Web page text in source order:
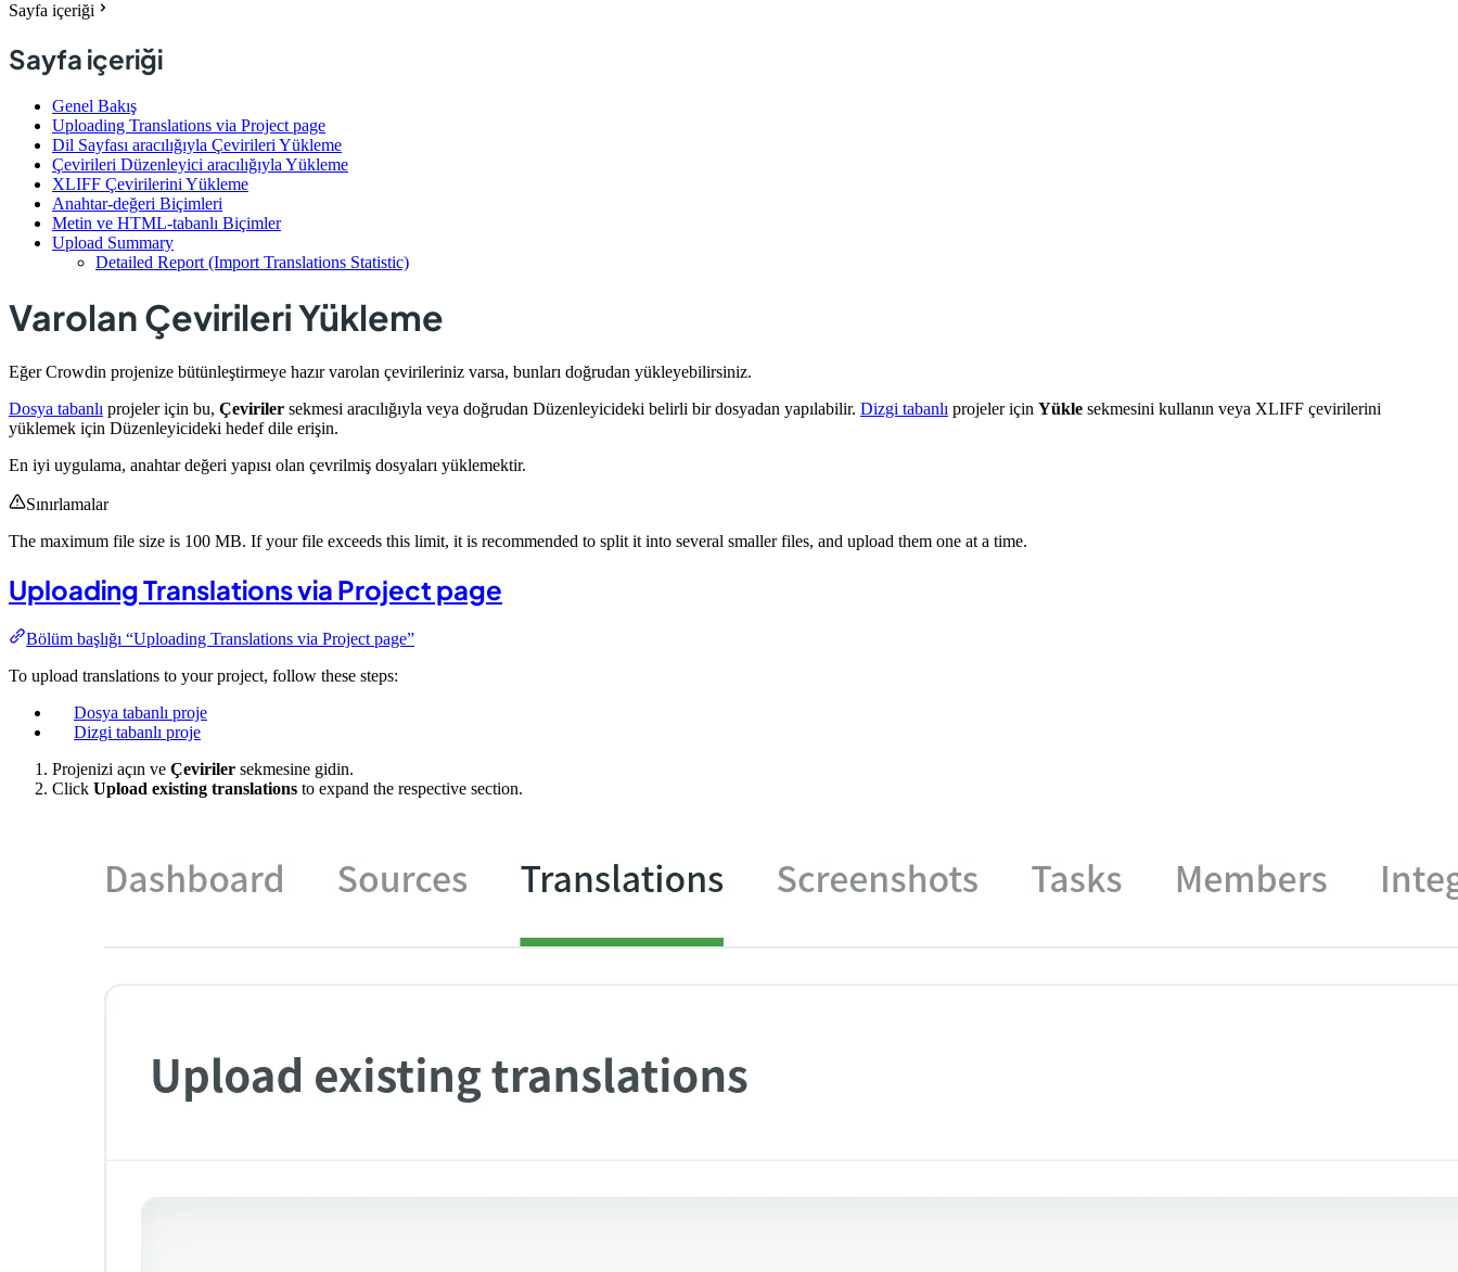
Sayfa içeriği
Sayfa içeriği
Genel Bakış
Uploading Translations via Project page
Dil Sayfası aracılığıyla Çevirileri Yükleme
Çevirileri Düzenleyici aracılığıyla Yükleme
XLIFF Çevirilerini Yükleme
Anahtar-değeri Biçimleri
Metin ve HTML-tabanlı Biçimler
Upload Summary
Detailed Report (Import Translations Statistic)
Varolan Çevirileri Yükleme
Eğer Crowdin projenize bütünleştirmeye hazır varolan çevirileriniz varsa, bunları doğrudan yükleyebilirsiniz.
Dosya tabanlı projeler için bu, Çeviriler sekmesi aracılığıyla veya doğrudan Düzenleyicideki belirli bir dosyadan yapılabilir. Dizgi tabanlı projeler için Yükle sekmesini kullanın veya XLIFF çevirilerini
yüklemek için Düzenleyicideki hedef dile erişin.
En iyi uygulama, anahtar değeri yapısı olan çevrilmiş dosyaları yüklemektir.
Sınırlamalar
The maximum file size is 100 MB. If your file exceeds this limit, it is recommended to split it into several smaller files, and upload them one at a time.
Uploading Translations via Project page
Bölüm başlığı “Uploading Translations via Project page”
To upload translations to your project, follow these steps:
Dosya tabanlı proje
Dizgi tabanlı proje
Projenizi açın ve Çeviriler sekmesine gidin.
Click Upload existing translations to expand the respective section.